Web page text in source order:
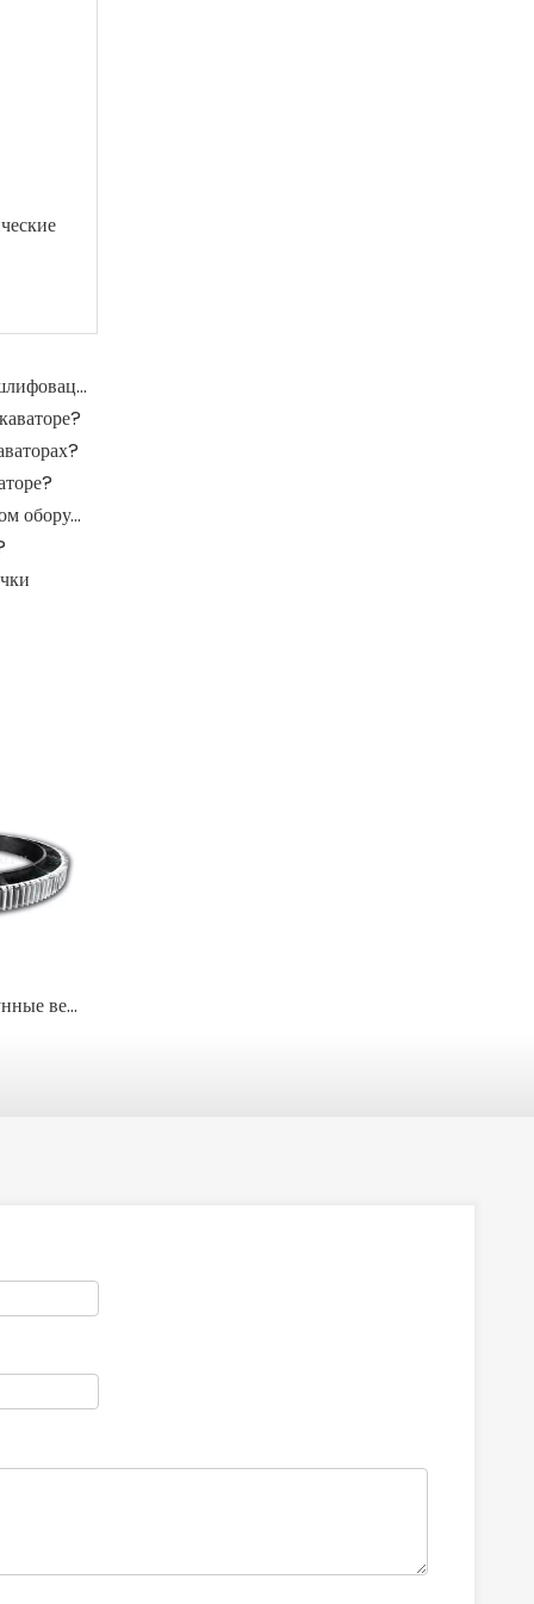
Какова функция шлифовальных рулонов в мельнице шлифовации?
Где крупные подшипники применяются в механическом оборудовании?
Нестандартные чугунные венцовые шестерни для печей, сушилок и промышленных миксеров